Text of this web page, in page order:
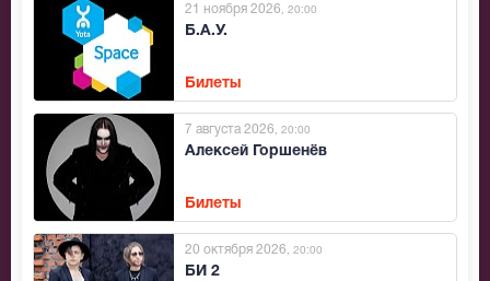
Б.А.У.
21 ноября 2026 , 20:00
Билеты
Алексей Горшенёв
7 августа 2026 , 20:00
Билеты
БИ 2
20 октября 2026 , 20:00